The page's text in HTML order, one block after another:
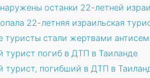
останки 22-летней
22-летняя израильская
туристы стали жертвами
турист погиб в ДТП в Таиланде
турист, погибший в ДТП в